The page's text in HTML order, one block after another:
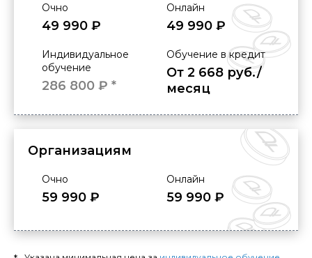
Очно
49 990 ₽
Онлайн
49 990 ₽
Индивидуальное
обучение
286 800 ₽ *
Обучение в кредит
От 2 668 руб./
месяц
Организациям
Очно
59 990 ₽
Онлайн
59 990 ₽